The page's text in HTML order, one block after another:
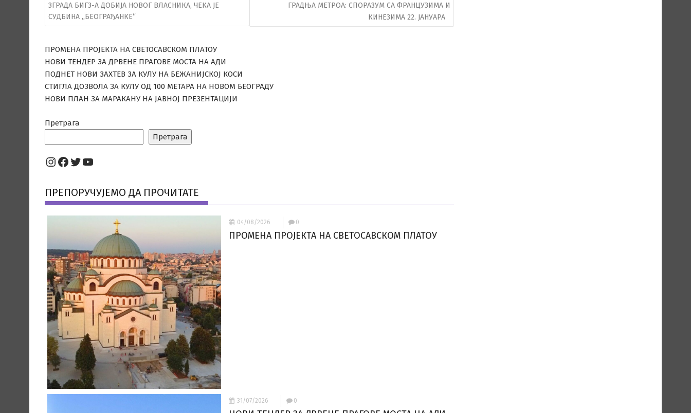
ЗГРАДА БИГЗ-А ДОБИЈА НОВОГ ВЛАСНИКА, ЧЕКА ЈЕ
СУДБИНА ,,БЕОГРАЂАНКЕ“
ГРАДЊА МЕТРОА: СПОРАЗУМ СА ФРАНЦУЗИМА И
КИНЕЗИМА 22. ЈАНУАРА
ПРОМЕНА ПРОЈЕКТА НА СВЕТОСАВСКОМ ПЛАТОУ
НОВИ ТЕНДЕР ЗА ДРВЕНЕ ПРАГОВЕ МОСТА НА АДИ
ПОДНЕТ НОВИ ЗАХТЕВ ЗА КУЛУ НА БЕЖАНИЈСКОЈ КОСИ
СТИГЛА ДОЗВОЛА ЗА КУЛУ ОД 100 МЕТАРА НА НОВОМ БЕОГРАДУ
НОВИ ПЛАН ЗА МАРАКАНУ НА ЈАВНОЈ ПРЕЗЕНТАЦИЈИ
Претрага
Претрага
Instagram
Facebook
Twitter
YouTube
ПРЕПОРУЧУЈЕМО ДА ПРОЧИТАТЕ
04/08/2026 0
ПРОМЕНА ПРОЈЕКТА НА СВЕТОСАВСКОМ ПЛАТОУ
31/07/2026 0